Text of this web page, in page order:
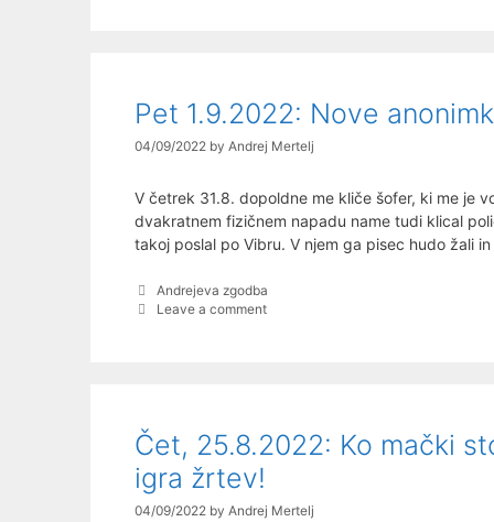
Pet 1.9.2022: Nove
04/09/2022 by Andrej Mertelj
V četrek 31.8. dopoldne me kliče šofer, ki me je
dvakratnem fizičnem napadu name tudi klical
takoj poslal po Vibru. V njem ga pisec hudo žali
Categories
Andrejeva zgodba
Leave a comment
Čet, 25.8.2022: Ko mački
igra žrtev!
04/09/2022 by Andrej Mertelj